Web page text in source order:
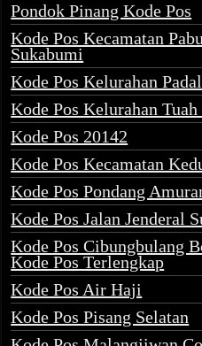
Pondok Pinang Kode Pos
Kode Pos Kecamatan
Sukabumi
Kode Pos Kelurahan
Kode Pos Kelurahan
Kode Pos 20142
Kode Pos Kecamatan
Kode Pos Pondang
Kode Pos Jalan Jenderal
Kode Pos Cibungbulang
Kode Pos Terlengkap
Kode Pos Air Haji
Kode Pos Pisang Selatan